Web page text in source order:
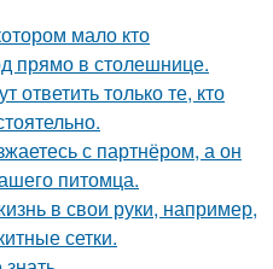
мало кто
прямо в столешнице.
ответить только те, кто
с партнёром, а он
питомца.
в свои руки, например,
сетки.